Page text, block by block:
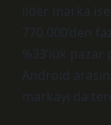
lider marka
770.000’den
%33’lük
Android
markayı da